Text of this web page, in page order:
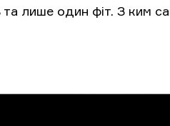
лише один фіт. З ким